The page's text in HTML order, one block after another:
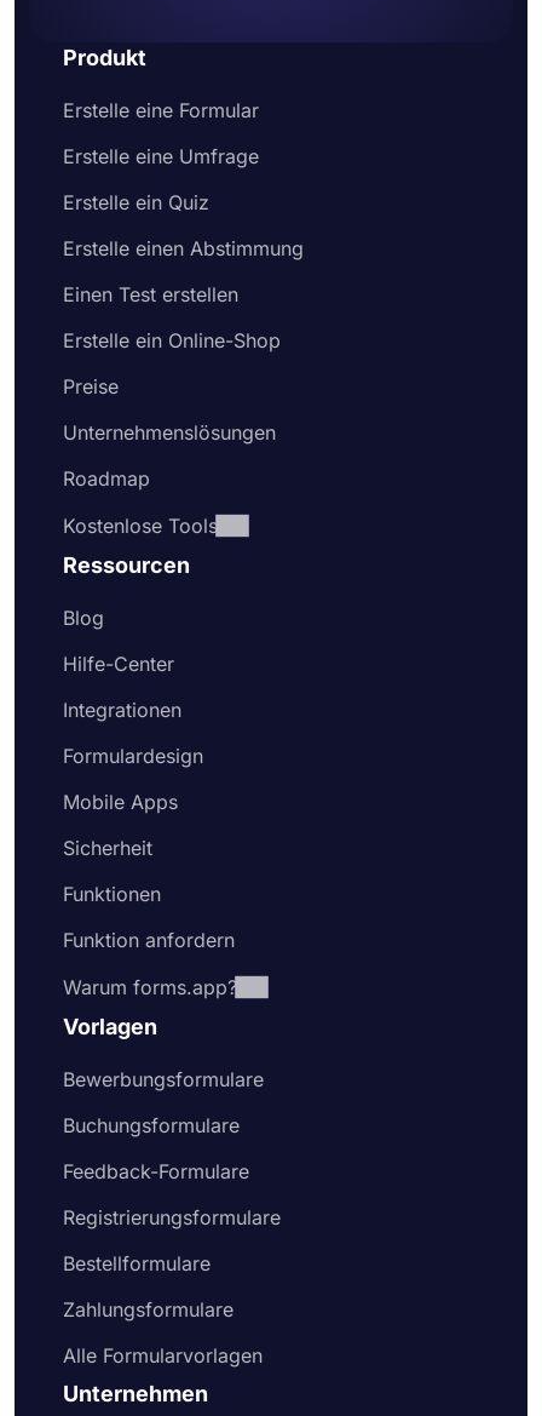
Produkt
Erstelle eine Formular
Erstelle eine Umfrage
Erstelle ein Quiz
Erstelle einen Abstimmung
Einen Test erstellen
Erstelle ein Online-Shop
Preise
Unternehmenslösungen
Roadmap
Kostenlose Tools
Ressourcen
Blog
Hilfe-Center
Integrationen
Formulardesign
Mobile Apps
Sicherheit
Funktionen
Funktion anfordern
Warum forms.app?
Vorlagen
Bewerbungsformulare
Buchungsformulare
Feedback-Formulare
Registrierungsformulare
Bestellformulare
Zahlungsformulare
Alle Formularvorlagen
Unternehmen